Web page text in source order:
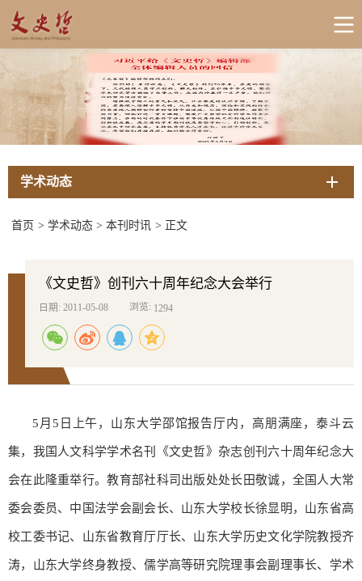
学术动态
首页 > 学术动态 > 本刊时讯 > 正文
《文史哲》创刊六十周年纪念大会举行
日期: 2011-05-08 浏览: 1294
5月5日上午，山东大学邵馆报告厅内，高朋满座，泰斗云
集，我国人文科学学术名刊《文史哲》杂志创刊六十周年纪念大
会在此隆重举行。教育部社科司出版处处长田敬诚，全国人大常
委会委员、中国法学会副会长、山东大学校长徐显明，山东省高
校工委书记、山东省教育厅厅长、山东大学历史文化学院教授齐
涛，山东大学终身教授、儒学高等研究院理事会副理事长、学术